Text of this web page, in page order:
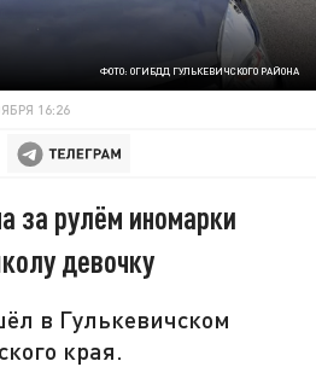
ФОТО: ОГИБДД ГУЛЬКЕВИЧСКОГО РАЙОНА
16:26
за рулём иномарки
девочку
в Гулькевичском
края.